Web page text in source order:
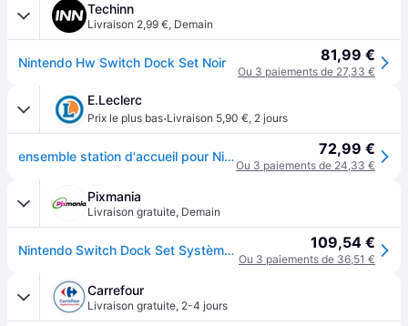
Techinn
Livraison 2,99 €, Demain
Nintendo Hw Switch Dock Set Noir 81,99 €
Ou 3 paiements de 27,33 €
E.Leclerc
Prix le plus bas·Livraison 5,90 €, 2 jours
ensemble station d'accueil pour Nintendo Switch (SWITCH) 72,99 €
Ou 3 paiements de 24,33 €
Pixmania
Livraison gratuite, Demain
Nintendo Switch Dock Set Système de recharge - Neuf - Noir 109,54 €
Ou 3 paiements de 36,51 €
Carrefour
Livraison gratuite, 2-4 jours